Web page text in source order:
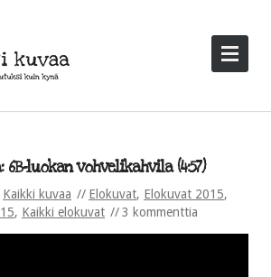
6B-luokan vohvelikahvila (4:57)
Kaikki kuvaa Elokuvat, Elokuvat 2015,
, Kaikki elokuvat 3 kommenttia